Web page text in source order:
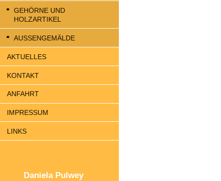
GEHÖRNE UND
HOLZARTIKEL
AUSSENGEMÄLDE
AKTUELLES
KONTAKT
ANFAHRT
IMPRESSUM
LINKS
Daniela Pulwey